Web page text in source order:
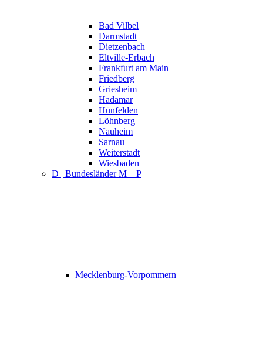
Bad Vilbel
Darmstadt
Dietzenbach
Eltville-Erbach
Frankfurt am Main
Friedberg
Griesheim
Hadamar
Hünfelden
Löhnberg
Nauheim
Sarnau
Weiterstadt
Wiesbaden
D | Bundesländer M – P
Mecklenburg-Vorpommern